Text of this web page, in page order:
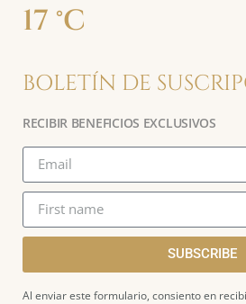
17 °C
BOLETÍN DE
RECIBIR BENEFICIOS EXCLUSIVOS
SUBSCRIBE
Al enviar este formulario, consiento en